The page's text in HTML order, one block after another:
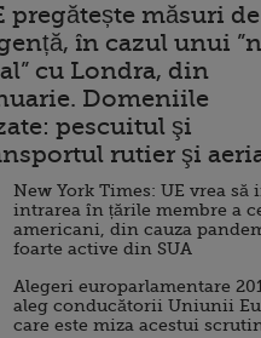
pregătește măsuri de
în cazul unui
cu Londra, din
Domeniile
pescuitul şi
rutier şi
New York Times: UE vrea să
intrarea în țările membre a
americani, din cauza
foarte active din SUA
Alegeri europarlamentare
aleg conducătorii Uniunii
care este miza acestui scrutin